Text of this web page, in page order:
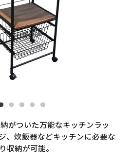
がついた万能なキッチンラッ
、炊飯器などキッチンに必要な
収納が可能。